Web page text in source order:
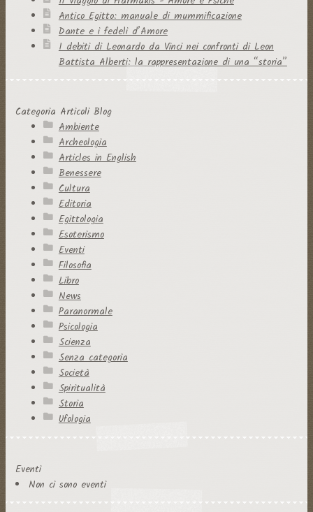
Antico Egitto: manuale di mummificazione
Dante e i fedeli d’Amore
I debiti di Leonardo da Vinci nei confronti di Leon
Battista Alberti: la rappresentazione di una “storia”
Categoria Articoli Blog
Ambiente
Archeologia
Articles in English
Benessere
Cultura
Editoria
Egittologia
Esoterismo
Eventi
Filosofia
Libro
News
Paranormale
Psicologia
Scienza
Senza categoria
Società
Spiritualità
Storia
Ufologia
Eventi
Non ci sono eventi